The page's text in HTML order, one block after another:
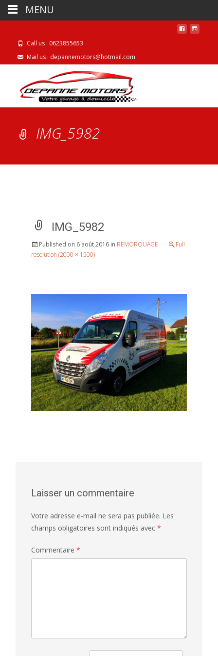
Call us : 0623855653
Mail us : depannemotors@hotmail.com
IMG_5982
IMG_5982
Published on 6 août 2016 in REMORQUAGE
Full
resolution (2000 × 1500)
←Previous Next→
Laisser un commentaire
Votre adresse e-mail ne sera pas publiée. Les
champs obligatoires sont indiqués avec *
Commentaire *
MENU